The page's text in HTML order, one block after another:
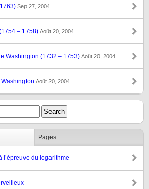
Sep 27, 2004
– 1758) Août 20, 2004
Washington (1732 – 1753) Août 20, 2004
Août 20, 2004
Pages
l’épreuve du logarithme